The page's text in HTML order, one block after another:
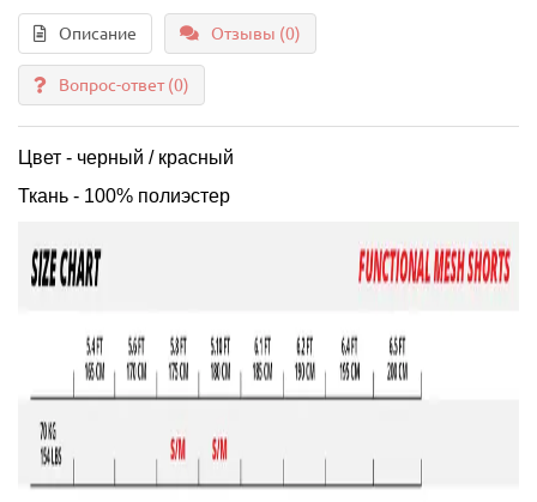
Описание Отзывы (0)
Вопрос-ответ(0)
Цвет - черный / красный
Ткань - 100% полиэстер